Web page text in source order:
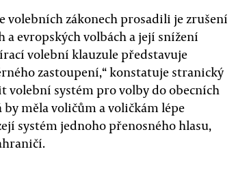
volebních zákonech prosadili je zrušení
evropských volbách a její snížení
volební klauzule představuje
zastoupení,“ konstatuje stranický
volební systém pro volby do obecních
měla voličům a voličkám lépe
systém jednoho přenosného hlasu,